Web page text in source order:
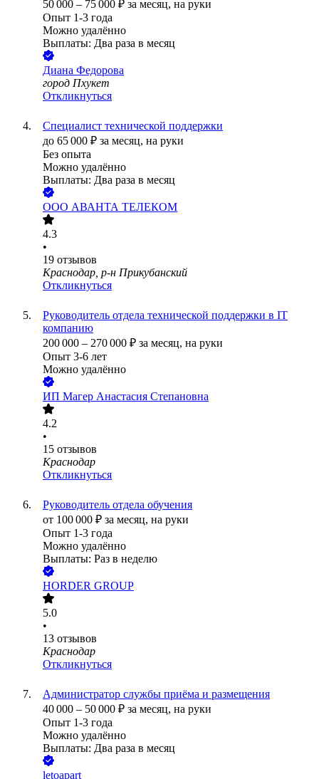
50 000 – 75 000 ₽ за месяц, на руки
Опыт 1-3 года
Можно удалённо
Выплаты: Два раза в месяц
Диана Федорова
город Пхукет
Откликнуться
Специалист технической поддержки
до 65 000 ₽ за месяц, на руки
Без опыта
Можно удалённо
Выплаты: Два раза в месяц
ООО АВАНТА ТЕЛЕКОМ
4.3
•
19 отзывов
Краснодар, р-н Прикубанский
Откликнуться
Руководитель отдела технической поддержки в IT
компанию
200 000 – 270 000 ₽ за месяц, на руки
Опыт 3-6 лет
Можно удалённо
ИП Магер Анастасия Степановна
4.2
•
15 отзывов
Краснодар
Откликнуться
Руководитель отдела обучения
от 100 000 ₽ за месяц, на руки
Опыт 1-3 года
Можно удалённо
Выплаты: Раз в неделю
HORDER GROUP
5.0
•
13 отзывов
Краснодар
Откликнуться
Администратор службы приёма и размещения
40 000 – 50 000 ₽ за месяц, на руки
Опыт 1-3 года
Можно удалённо
Выплаты: Два раза в месяц
letoapart